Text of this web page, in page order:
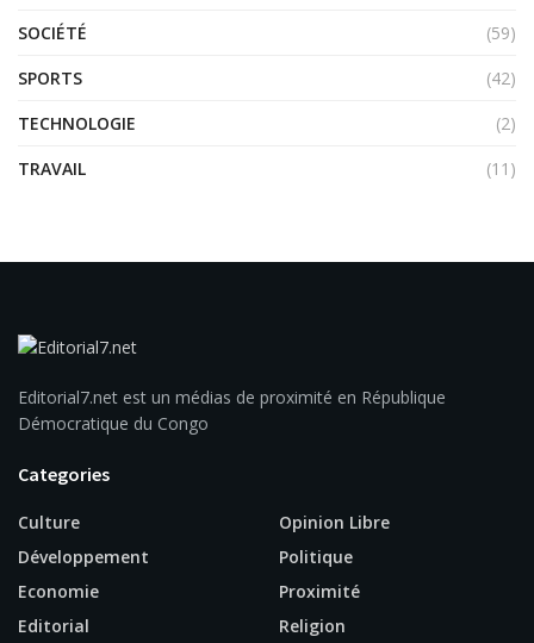
SOCIÉTÉ
(59)
SPORTS
(42)
TECHNOLOGIE
(2)
TRAVAIL
(11)
Editorial7.net est un médias de proximité en République
Démocratique du Congo
Categories
Culture
Développement
Economie
Editorial
Opinion Libre
Politique
Proximité
Religion